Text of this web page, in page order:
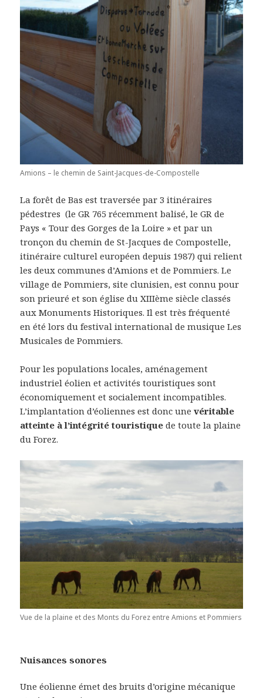
Amions – le chemin de Saint-Jacques-de-Compostelle
La forêt de Bas est traversée par 3 itinéraires
pédestres (le GR 765 récemment balisé, le GR de
Pays « Tour des Gorges de la Loire » et par un
tronçon du chemin de St-Jacques de Compostelle,
itinéraire culturel européen depuis 1987) qui relient
les deux communes d’Amions et de Pommiers. Le
village de Pommiers, site clunisien, est connu pour
son prieuré et son église du XIIIème siècle classés
aux Monuments Historiques. Il est très fréquenté
en été lors du festival international de musique Les
Musicales de Pommiers.
Pour les populations locales, aménagement
industriel éolien et activités touristiques sont
économiquement et socialement incompatibles.
L’implantation d’éoliennes est donc unevéritable
atteinte à l’intégrité touristique de toute la plaine
du Forez.
Vue de la plaine et des Monts du Forez entre Amions et Pommiers
Nuisances sonores
Une éolienne émet des bruits d’origine mécanique